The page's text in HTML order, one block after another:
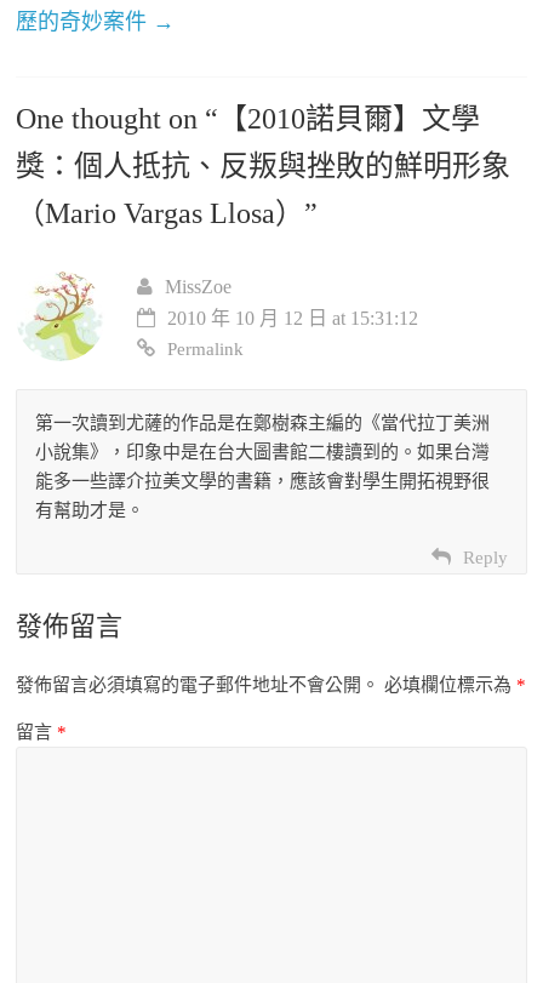
歷的奇妙案件 →
One thought on “ 【2010諾貝爾】文學
獎：個人抵抗、反叛與挫敗的鮮明形象
（Mario Vargas Llosa） ”
MissZoe
2010 年 10 月 12 日 at 15:31:12
Permalink
第一次讀到尤薩的作品是在鄭樹森主編的《當代拉丁美洲
小說集》，印象中是在台大圖書館二樓讀到的。如果台灣
能多一些譯介拉美文學的書籍，應該會對學生開拓視野很
有幫助才是。
Reply
發佈留言
發佈留言必須填寫的電子郵件地址不會公開。 必填欄位標示為 *
留言 *